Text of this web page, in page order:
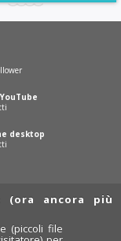
desktop
(ora ancora più
(piccoli file